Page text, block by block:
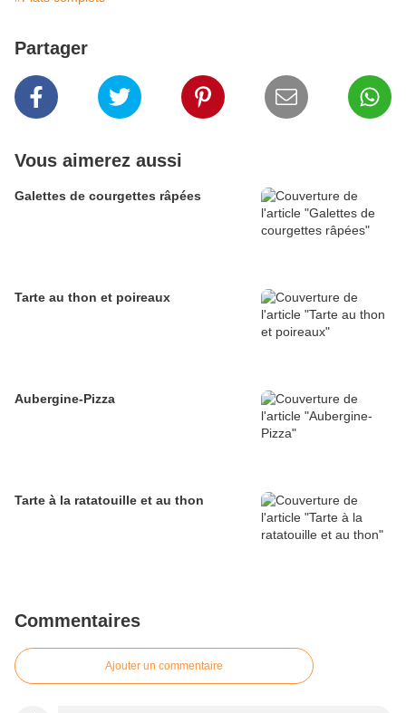
Partager
Vous aimerez aussi
Galettes de courgettes râpées
Tarte au thon et poireaux
Aubergine-Pizza
Tarte à la ratatouille et au thon
Commentaires
Ajouter un commentaire